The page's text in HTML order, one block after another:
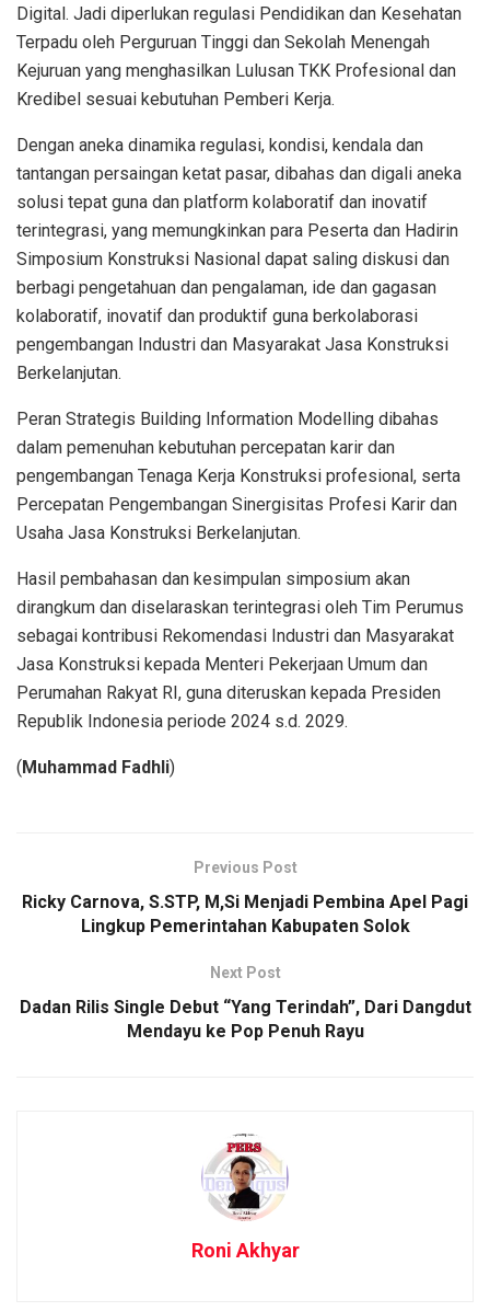
Digital. Jadi diperlukan regulasi Pendidikan dan Kesehatan
Terpadu oleh Perguruan Tinggi dan Sekolah Menengah
Kejuruan yang menghasilkan Lulusan TKK Profesional dan
Kredibel sesuai kebutuhan Pemberi Kerja.
Dengan aneka dinamika regulasi, kondisi, kendala dan
tantangan persaingan ketat pasar, dibahas dan digali aneka
solusi tepat guna dan platform kolaboratif dan inovatif
terintegrasi, yang memungkinkan para Peserta dan Hadirin
Simposium Konstruksi Nasional dapat saling diskusi dan
berbagi pengetahuan dan pengalaman, ide dan gagasan
kolaboratif, inovatif dan produktif guna berkolaborasi
pengembangan Industri dan Masyarakat Jasa Konstruksi
Berkelanjutan.
Peran Strategis Building Information Modelling dibahas
dalam pemenuhan kebutuhan percepatan karir dan
pengembangan Tenaga Kerja Konstruksi profesional, serta
Percepatan Pengembangan Sinergisitas Profesi Karir dan
Usaha Jasa Konstruksi Berkelanjutan.
Hasil pembahasan dan kesimpulan simposium akan
dirangkum dan diselaraskan terintegrasi oleh Tim Perumus
sebagai kontribusi Rekomendasi Industri dan Masyarakat
Jasa Konstruksi kepada Menteri Pekerjaan Umum dan
Perumahan Rakyat RI, guna diteruskan kepada Presiden
Republik Indonesia periode 2024 s.d. 2029.
(Muhammad Fadhli)
Previous Post
Ricky Carnova, S.STP, M,Si Menjadi Pembina Apel Pagi
Lingkup Pemerintahan Kabupaten Solok
Next Post
Dadan Rilis Single Debut “Yang Terindah”, Dari Dangdut
Mendayu ke Pop Penuh Rayu
Roni Akhyar